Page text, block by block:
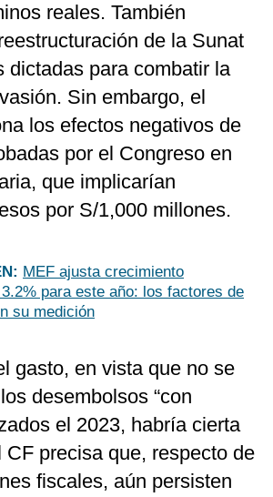
reales. También
de la Sunat
dictadas para combatir la
Sin embargo, el
los efectos negativos de
por el Congreso en
que implicarían
por S/1,000 millones.
MEF ajusta crecimiento
para este año: los factores de
su medición
gasto, en vista que no se
desembolsos “con
el 2023, habría cierta
CF precisa que, respecto de
fiscales, aún persisten